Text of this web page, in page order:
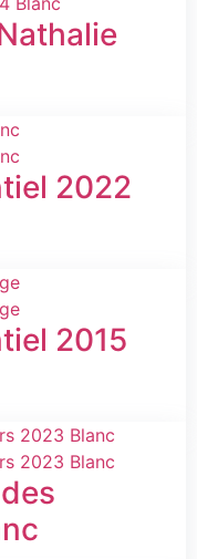
2022
2015